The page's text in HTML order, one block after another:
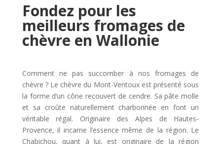
Fondez pour les
meilleurs fromages de
chèvre en Wallonie
Comment ne pas succomber à nos fromages de
chèvre ? Le chèvre du Mont-Ventoux est présenté sous
la forme d’un cône recouvert de cendre. Sa pâte molle
et sa croûte naturellement charbonnée en font un
véritable régal. Originaire des Alpes de Hautes-
Provence, il incarne l’essence même de la région. Le
Chabichou, quant à lui, est originaire de la région